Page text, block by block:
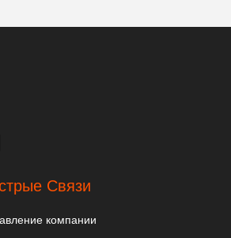
Связи
компании